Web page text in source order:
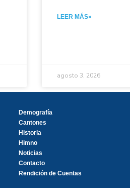
LEER MÁS»
agosto 3, 2026
Demografía
Cantones
Historia
Himno
Noticias
Contacto
Rendición de Cuentas